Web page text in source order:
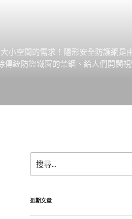
小空間的需求！隱形安全防護網是
統防盜鐵窗的禁錮、給人們開闊
尋
關
字:
近期文章